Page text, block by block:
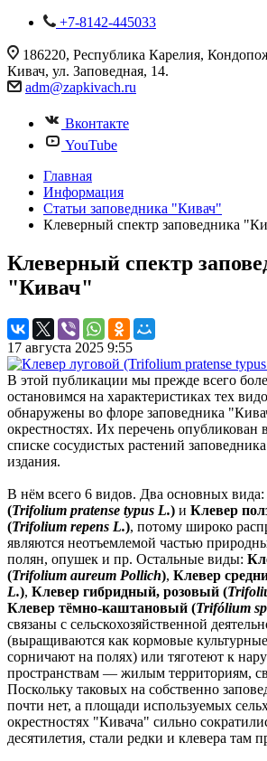
+7-8142-445033
186220, Республика Карелия,
Кивач, ул. Заповедная, 14.
adm@zapkivach.ru
Вконтакте
YouTube
Главная
Информация
Статьи заповедника "Кивач"
Клеверный спектр заповедника
Клеверный спектр
"Кивач"
17 августа 2025 9:55
В этой публикации мы прежде всего
остановимся на характеристиках тех
обнаружены во флоре заповедника
окрестностях. Их перечень
списке сосудистых растений
издания.
В нём всего 6 видов. Два основных вида:
(Trifolium pratense typus L.) и Клевер
(Trifolium repens L.), потому широко
являются неотъемлемой частью
полян, опушек и пр. Остальные виды:
(Trifolium aureum Pollich), Клевер
L.), Клевер гибридный, розовый (
Клевер тёмно-каштановый (Trifólium
связаны с сельскохозяйственной
(выращиваются как кормовые
сорничают на полях) или тяготеют к
пространствам — жилым территориям,
Поскольку таковых на собственно
почти нет, а площади используемых
окрестностях "Кивача" сильно
десятилетия, стали редки и клевера там